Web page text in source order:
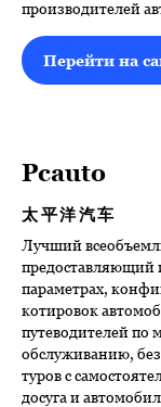
производителей
Перейти на
Pcauto
太平洋汽车
Лучший
предоставляющий
параметрах,
котировок
путеводителей по
обслуживанию,
туров с
досуга и